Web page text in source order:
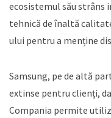
ecosistemul său strâns
tehnică de înaltă
ului pentru a menține
Samsung, pe de altă
extinse pentru clienți,
Compania permite